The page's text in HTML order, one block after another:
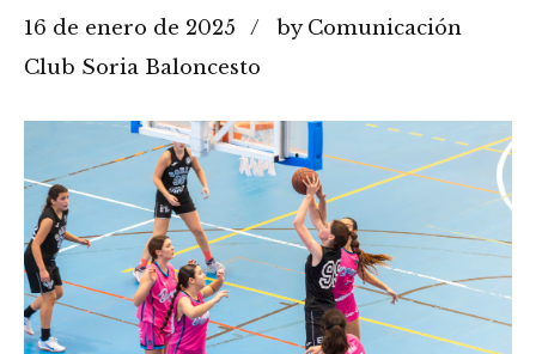
16 de enero de 2025
by Comunicación
Club Soria Baloncesto